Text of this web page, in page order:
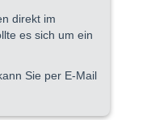
direkt im
es sich um ein
Sie per E-Mail